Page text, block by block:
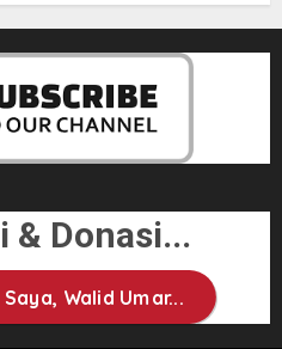
& Donasi...
Walid Umar...